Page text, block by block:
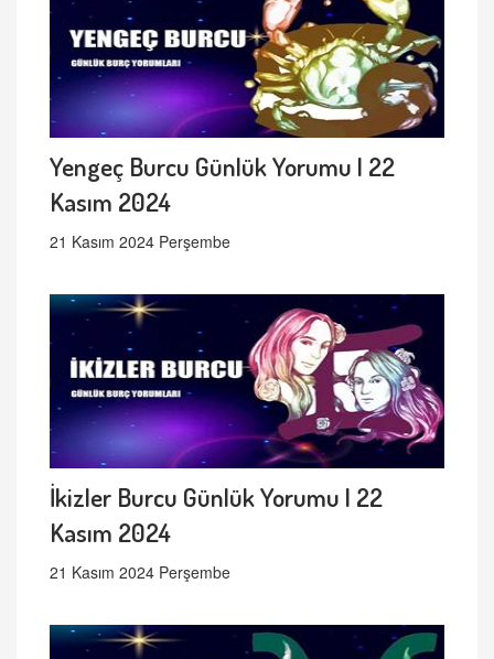
Yengeç Burcu Günlük Yorumu | 22
Kasım 2024
21 Kasım 2024 Perşembe
İkizler Burcu Günlük Yorumu | 22
Kasım 2024
21 Kasım 2024 Perşembe